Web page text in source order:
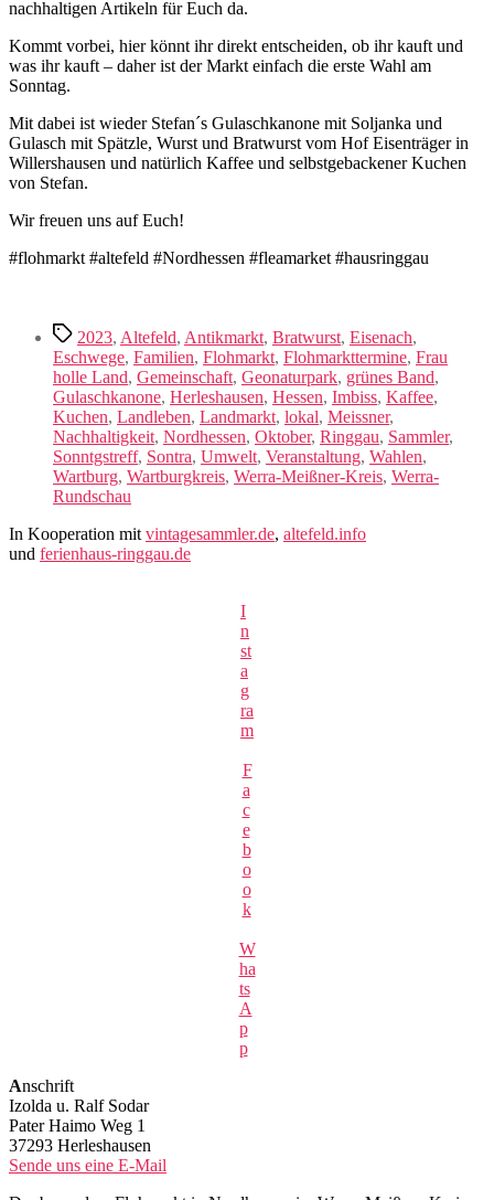
nachhaltigen Artikeln für Euch da.
Kommt vorbei, hier könnt ihr direkt entscheiden, ob ihr kauft und
was ihr kauft – daher ist der Markt einfach die erste Wahl am
Sonntag.
Mit dabei ist wieder Stefan´s Gulaschkanone mit Soljanka und
Gulasch mit Spätzle, Wurst und Bratwurst vom Hof Eisenträger in
Willershausen und natürlich Kaffee und selbstgebackener Kuchen
von Stefan.
Wir freuen uns auf Euch!
#flohmarkt #altefeld #Nordhessen #fleamarket #hausringgau
Schlagwörter
2023, Altefeld, Antikmarkt, Bratwurst, Eisenach,
Eschwege, Familien, Flohmarkt, Flohmarkttermine, Frau
holle Land, Gemeinschaft, Geonaturpark, grünes Band,
Gulaschkanone, Herleshausen, Hessen, Imbiss, Kaffee,
Kuchen, Landleben, Landmarkt, lokal, Meissner,
Nachhaltigkeit, Nordhessen, Oktober, Ringgau, Sammler,
Sonntgstreff, Sontra, Umwelt, Veranstaltung, Wahlen,
Wartburg, Wartburgkreis, Werra-Meißner-Kreis, Werra-
Rundschau
In Kooperation mit vintagesammler.de, altefeld.info
und ferienhaus-ringgau.de
I
n
st
a
g
ra
m
F
a
c
e
b
o
o
k
W
ha
ts
A
p
p
Anschrift
Izolda u. Ralf Sodar
Pater Haimo Weg 1
37293 Herleshausen
Sende uns eine E-Mail